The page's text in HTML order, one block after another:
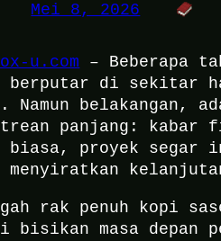
Mei 8, 2026
u.com – Beberapa
berputar di sekitar
Namun belakangan,
panjang: kabar
biasa, proyek segar
rak penuh kopi
bisikan masa depan